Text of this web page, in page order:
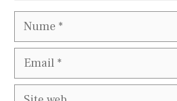
Nume
Email
Site